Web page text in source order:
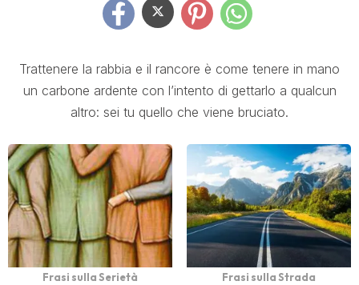
Trattenere la rabbia e il rancore è come tenere in mano
un carbone ardente con l’intento di gettarlo a qualcun
altro: sei tu quello che viene bruciato.
Frasi sulla Serietà Frasi sulla Strada